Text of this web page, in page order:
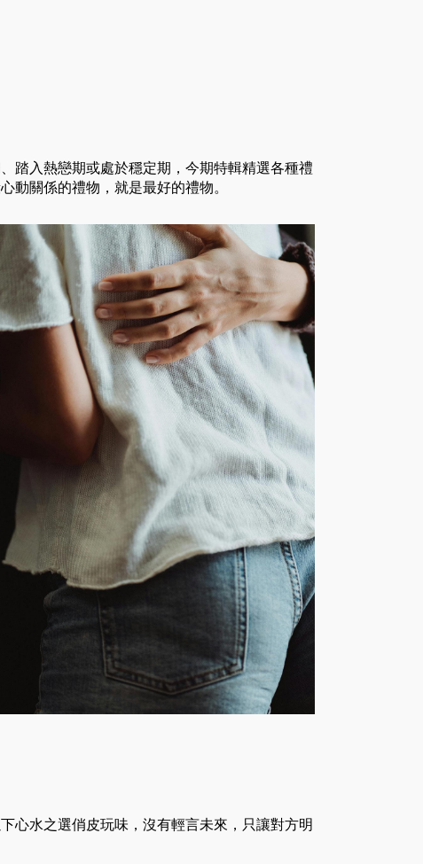
踏入熱戀期或處於穩定期，今期特輯精選各種禮
關係的禮物，就是最好的禮物。
心水之選俏皮玩味，沒有輕言未來，只讓對方明